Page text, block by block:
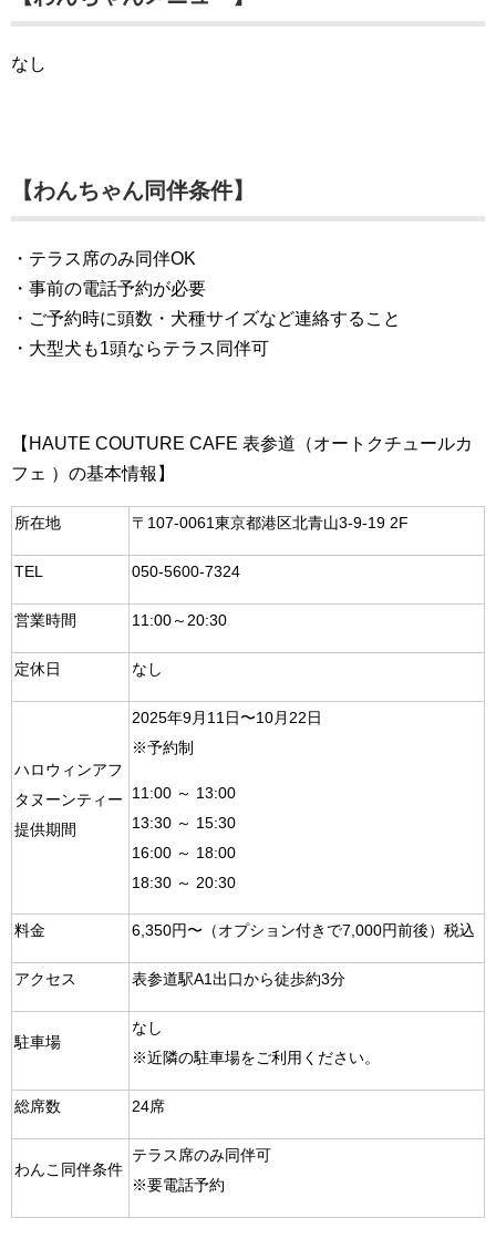
なし
【わんちゃん同伴条件】
・テラス席のみ同伴OK
・事前の電話予約が必要
・ご予約時に頭数・犬種サイズなど連絡すること
・大型犬も1頭ならテラス同伴可
【HAUTE COUTURE CAFE 表参道（オートクチュールカ
フェ ）の基本情報】
所在地 〒107-0061東京都港区北青山3-9-19 2F
TEL 050-5600-7324
営業時間 11:00～20:30
定休日 なし
ハロウィンアフ
タヌーンティー
提供期間
2025年9月11日〜10月22日
※予約制
11:00 ～ 13:00
13:30 ～ 15:30
16:00 ～ 18:00
18:30 ～ 20:30
料金 6,350円〜（オプション付きで7,000円前後）税込
アクセス 表参道駅A1出口から徒歩約3分
駐車場
なし
※近隣の駐車場をご利用ください。
総席数 24席
わんこ同伴条件
テラス席のみ同伴可
※要電話予約